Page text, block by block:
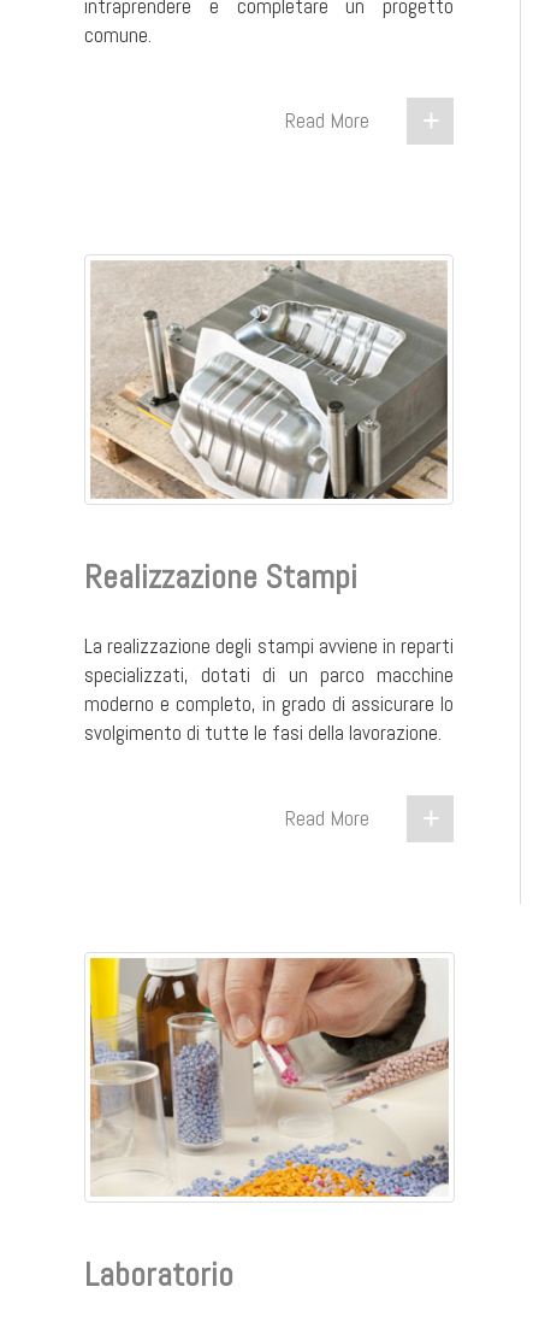
intraprendere e completare un progetto
comune.
Read More
Realizzazione Stampi
La realizzazione degli stampi avviene in reparti
specializzati, dotati di un parco macchine
moderno e completo, in grado di assicurare lo
svolgimento di tutte le fasi della lavorazione.
Read More
Laboratorio